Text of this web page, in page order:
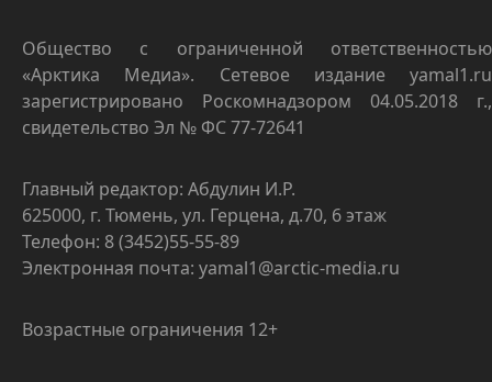
Общество с ограниченной ответственностью
«Арктика Медиа». Сетевое издание yamal1.ru
зарегистрировано Роскомнадзором 04.05.2018 г.,
свидетельство Эл № ФС 77-72641
Главный редактор: Абдулин И.Р.
625000, г. Тюмень, ул. Герцена, д.70, 6 этаж
Телефон: 8 (3452)55-55-89
Электронная почта: yamal1@arctic-media.ru
Возрастные ограничения 12+